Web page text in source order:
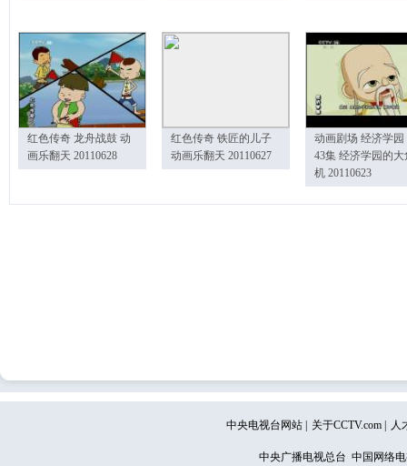
红色传奇 龙舟战鼓 动
画乐翻天 20110628
红色传奇 铁匠的儿子
动画乐翻天 20110627
动画剧场 经济学园
43集 经济学园的大
机 20110623
中央电视台网站 关于CCTV.com 人
中央广播电视总台 中国网络